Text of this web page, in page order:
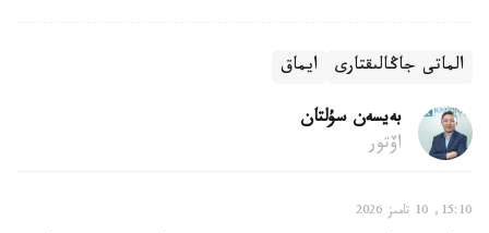
الماتى جاڭالىقتارى ايماق
بەيسەن سۇلتان
اۆتور
15:10, 10 تامىز 2026